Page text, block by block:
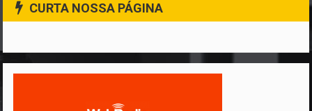
CURTA NOSSA PÁGINA